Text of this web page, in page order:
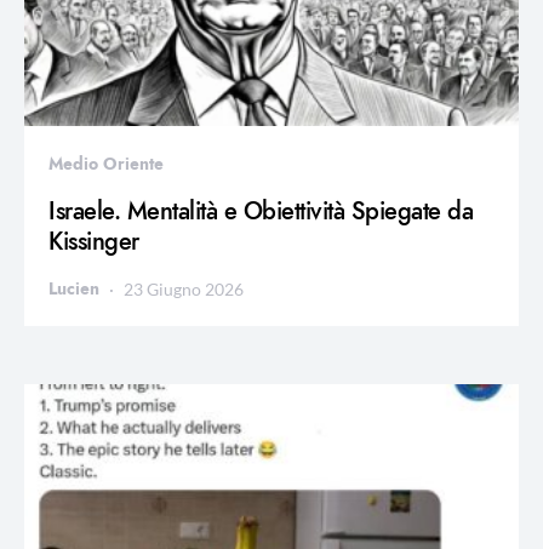
Medio Oriente
Israele. Mentalità e Obiettività Spiegate da
Kissinger
Lucien 23 Giugno 2026